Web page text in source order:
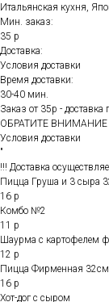
Итальянская кухня,
Мин. заказ:
35 р
Доставка:
Условия доставки
Время доставки:
30-40 мин.
Заказ от 35р -
ОБРАТИТЕ ВНИМАНИЕ
Условия доставки
"
!!! Доставка
Пицца Груша и 3 сыра
16 р
Комбо №2
11 р
Шаурма с картофелем
12 р
Пицца Фирменная 32см
16 р
Хот-дог с сыром